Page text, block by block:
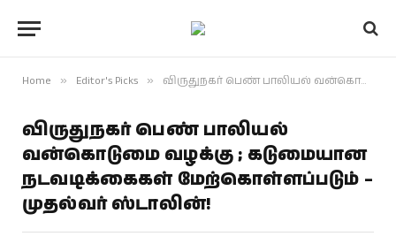
Home » Editor's Picks » விருதுநகர் பெண் பாலியல் வன்கொடுமை வழக்கு ; கடுமையான நடவடிக்கைகள் மேற்கொள்ளப்படும் – முதல்வர் ஸ்டாலின்!
விருதுநகர் பெண் பாலியல்
வன்கொடுமை வழக்கு ; கடுமையான
நடவடிக்கைகள் மேற்கொள்ளப்படும் –
முதல்வர் ஸ்டாலின்!